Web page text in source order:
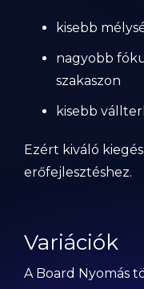
kisebb
nagyobb
szakaszon
kisebb
Ezért kiváló
erőfejlesztéshez.
Variációk
A Board Nyomás